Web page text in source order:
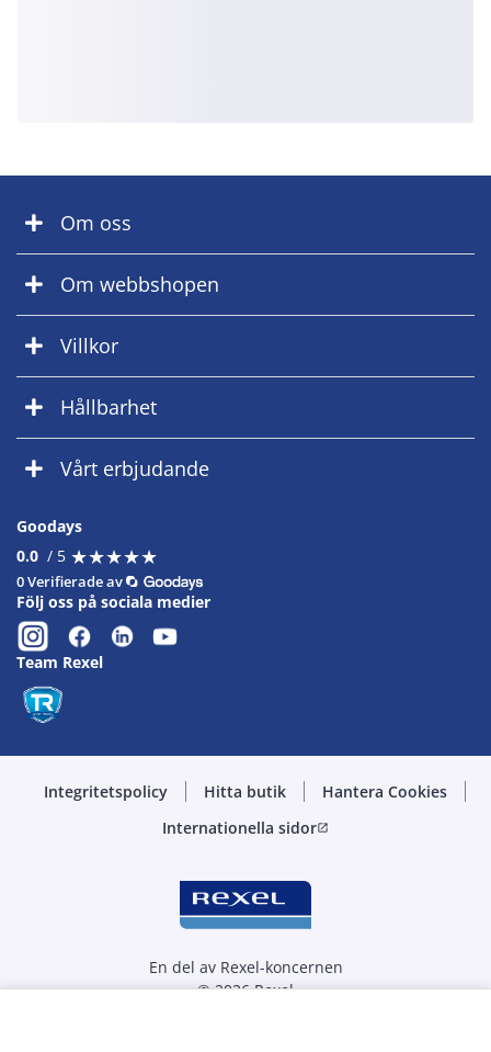
Om oss
Om webbshopen
Villkor
Hållbarhet
Vårt erbjudande
Goodays
0.0 / 5 ★★★★★
★★★★★
0 Verifierade av
Följ oss på sociala medier
Team Rexel
Integritetspolicy Hitta butik
Hantera Cookies
Internationella sidoropen_in_new
En del av Rexel-koncernen
© 2026 Rexel